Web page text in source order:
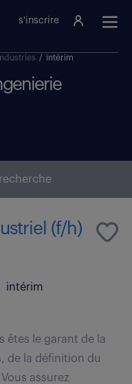
s'inscrire
/ intérim
(f/h)
intérim
êtes le garant de la
de la définition du
assurez